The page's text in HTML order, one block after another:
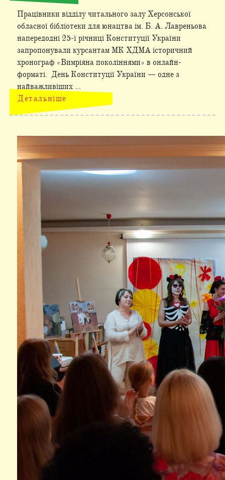
Працівники відділу читального залу Херсонської
обласної бібліотеки для юнацтва ім. Б. А. Лавреньова
напередодні 25-ї річниці Конституції України
запропонували курсантам МК ХДМА історичний
хронограф «Вимріяна поколіннями» в онлайн-
форматі. День Конституції України — одне з
найважливіших ...
Детальніше